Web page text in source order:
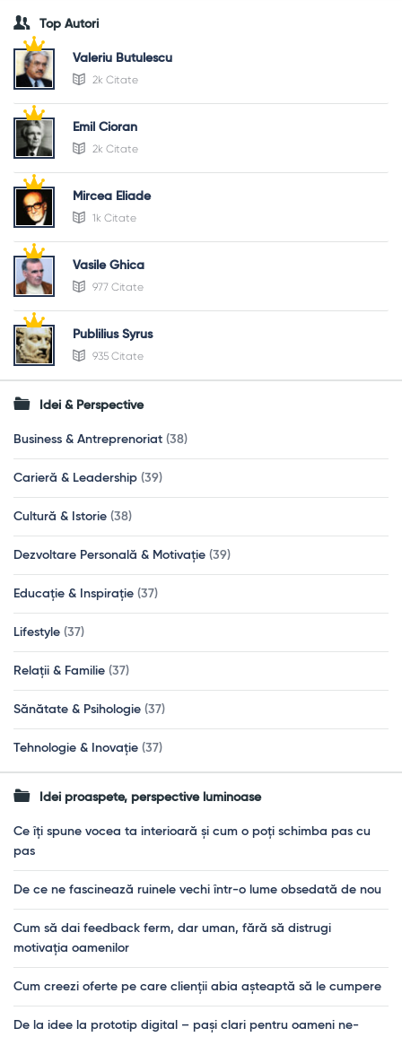
Top Autori
Valeriu Butulescu
2k Citate
Emil Cioran
2k Citate
Mircea Eliade
1k Citate
Vasile Ghica
977 Citate
Publilius Syrus
935 Citate
Idei & Perspective
Business & Antreprenoriat (38)
Carieră & Leadership (39)
Cultură & Istorie (38)
Dezvoltare Personală & Motivație (39)
Educație & Inspirație (37)
Lifestyle (37)
Relații & Familie (37)
Sănătate & Psihologie (37)
Tehnologie & Inovație (37)
Idei proaspete, perspective luminoase
Ce îți spune vocea ta interioară și cum o poți schimba pas cu
pas
De ce ne fascinează ruinele vechi într-o lume obsedată de nou
Cum să dai feedback ferm, dar uman, fără să distrugi
motivația oamenilor
Cum creezi oferte pe care clienții abia așteaptă să le cumpere
De la idee la prototip digital – pași clari pentru oameni ne-